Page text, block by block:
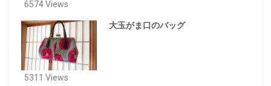
6574 Views
大玉がま口のバッグ
5311 Views